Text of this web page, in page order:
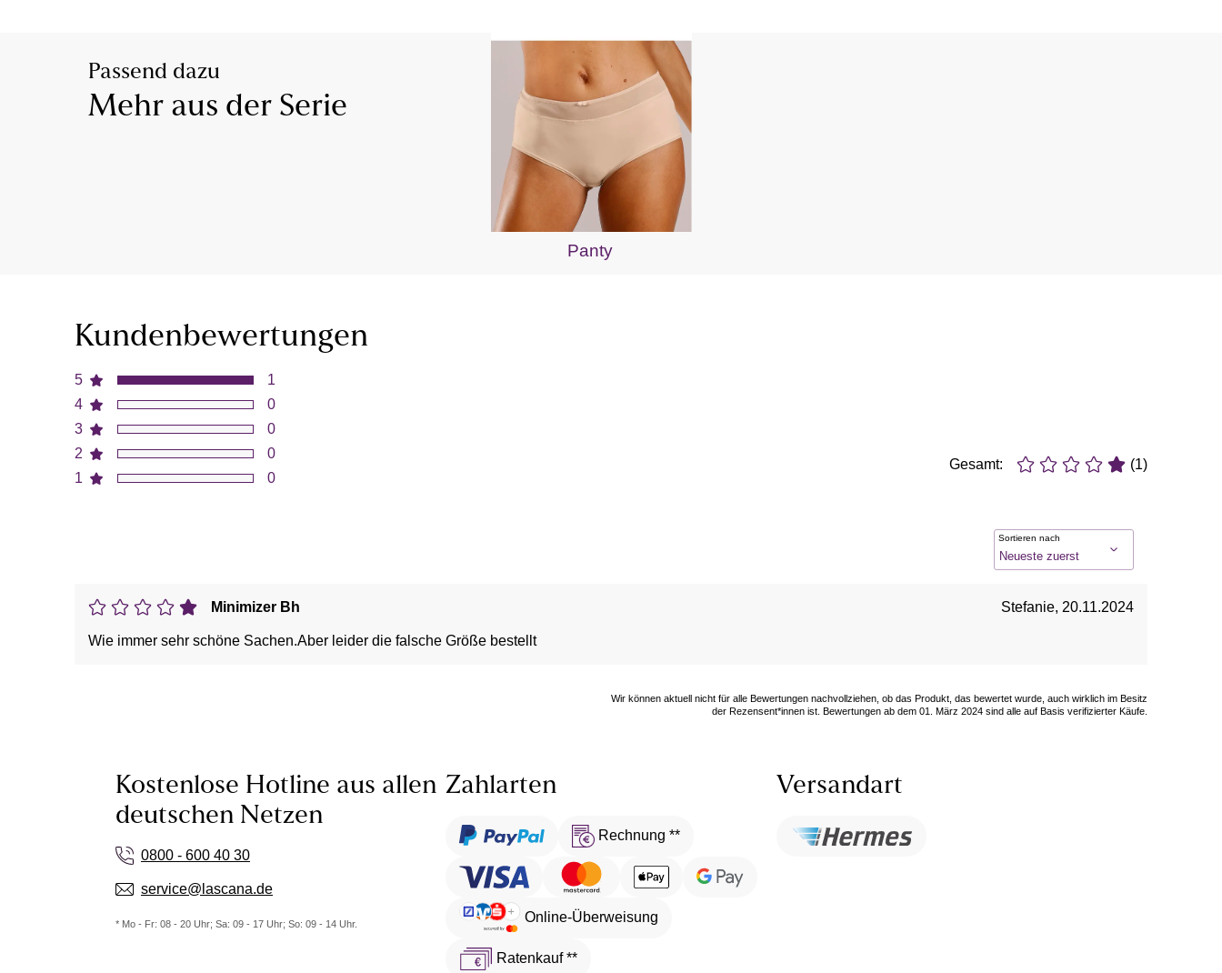
Passend dazu
Mehr aus der Serie
Panty
Kundenbewertungen
5
4
3
2
1
1
0
0
0
0
Gesamt: (1)
Sortieren nach
Minimizer Bh Stefanie, 20.11.2024
Wie immer sehr schöne Sachen.Aber leider die falsche Größe bestellt
Wir können aktuell nicht für alle Bewertungen nachvollziehen, ob das Produkt, das bewertet wurde, auch wirklich im Besitz
der Rezensent*innen ist. Bewertungen ab dem 01. März 2024 sind alle auf Basis verifizierter Käufe.
Kostenlose Hotline aus allen
deutschen Netzen
0800 - 600 40 30
service@lascana.de
* Mo - Fr: 08 - 20 Uhr; Sa: 09 - 17 Uhr; So: 09 - 14 Uhr.
Zahlarten
Rechnung **
Online-Überweisung
Ratenkauf **
Versandart